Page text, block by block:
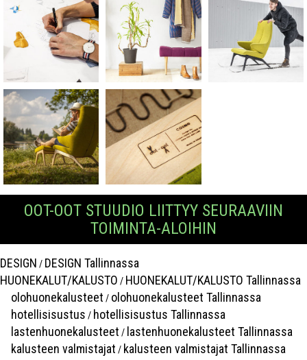
OOT-OOT STUUDIO LIITTYY SEURAAVIIN
TOIMINTA-ALOIHIN
DESIGN / DESIGN Tallinnassa
HUONEKALUT/KALUSTO / HUONEKALUT/KALUSTO Tallinnassa
olohuonekalusteet / olohuonekalusteet Tallinnassa
hotellisisustus / hotellisisustus Tallinnassa
lastenhuonekalusteet / lastenhuonekalusteet Tallinnassa
kalusteen valmistajat / kalusteen valmistajat Tallinnassa